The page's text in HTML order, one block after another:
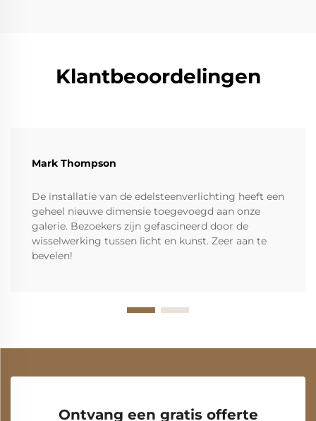
Klantbeoordelingen
Mark Thompson
De installatie van de edelsteenverlichting heeft een
geheel nieuwe dimensie toegevoegd aan onze
galerie. Bezoekers zijn gefascineerd door de
wisselwerking tussen licht en kunst. Zeer aan te
bevelen!
Ontvang een gratis offerte